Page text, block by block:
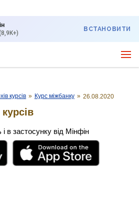
ВСТАНОВИТИ
курсів » Курс міжбанку » 26.08.2020
в застосунку від Мінфін